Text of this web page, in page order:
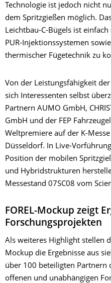
Technologie ist jedoch nicht
dem Spritzgießen möglich.
Leichtbau-C-Bügels ist
PUR-Injektionssystemen
thermischer Fügetechnik zu
Von der Leistungsfähigkeit
sich Interessenten selbst
Partnern AUMO GmbH,
GmbH und der FEP
Weltpremiere auf der K-
Düsseldorf. In Live-
Position der mobilen
und Hybridstrukturen
Messestand 07SC08 vom
FOREL-Mockup zeigt
Forschungsprojekten
Als weiteres Highlight stellen
Mockup die Ergebnisse aus
über 100 beteiligten Partnern
offenen und unabhängigen